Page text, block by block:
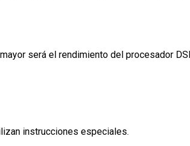
será el rendimiento del procesador
instrucciones especiales.